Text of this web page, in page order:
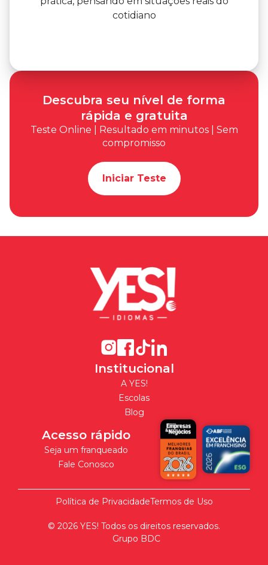
cotidiano
Descubra seu nível de forma
rápida e gratuita
Teste Online | Resultado em minutos | Sem
compromisso
Iniciar Teste
Institucional
A YES!
Escolas
Blog
Acesso rápido
Seja um franqueado
Fale Conosco
Política de PrivacidadeTermos de Uso
© 2026 YES! Todos os direitos reservados.
Grupo BDC